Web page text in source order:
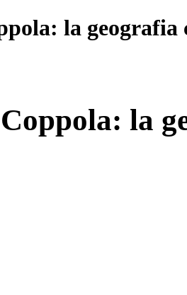
la geografia
la